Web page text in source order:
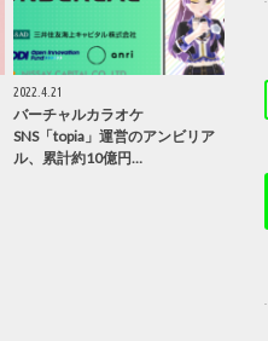
2022.4.21
バーチャルカラオケ
SNS「topia」運営のアンビリア
ル、累計約10億円…